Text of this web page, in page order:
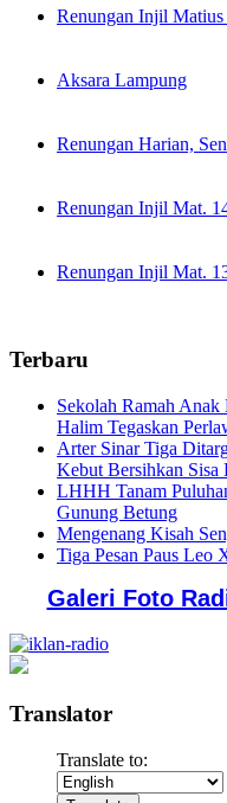
Renungan Injil Matius
Aksara Lampung
Renungan Harian,
Renungan Injil Mat.
Renungan Injil Mat.
Terbaru
Sekolah Ramah
Halim Tegaskan
Arter Sinar Tiga
Kebut Bersihkan Sisa
LHHH Tanam
Gunung Betung
Mengenang Kisah
Tiga Pesan Paus Leo
Galeri Foto
Translator
Translate to: